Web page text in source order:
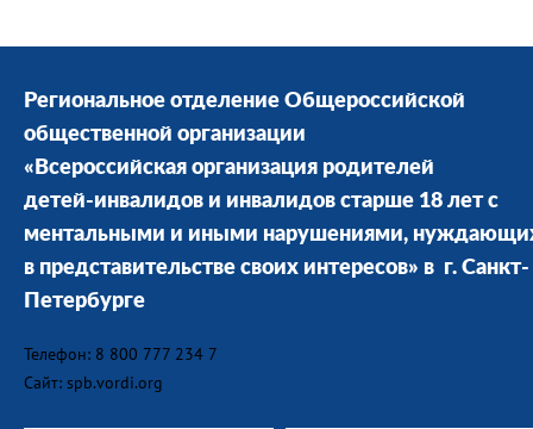
Региональное отделение Общероссийской
общественной организации
«Всероссийская организация родителей
детей-инвалидов и инвалидов старше 18 лет с
ментальными и иными нарушениями,
в представительстве своих интересов» в г. Санкт-
Петербурге
Телефон: 8 800 777 234 7
Сайт: spb.vordi.org